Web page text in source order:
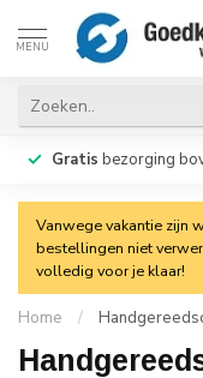
MENU
Gratis bezorging
Vanwege vakantie zijn
bestellingen niet
volledig voor je klaar!
Home /